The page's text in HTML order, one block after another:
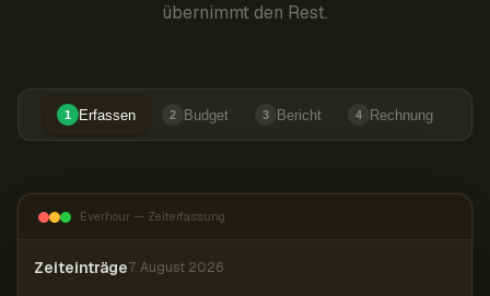
übernimmt den Rest.
1 Erfassen 2 Budget 3 Bericht 4 Rechnung
Everhour — Zeiterfassung
Zeiteinträge7. August 2026